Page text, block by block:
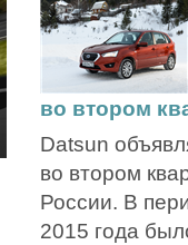
во втором
Datsun
во втором
России. В
2015 года